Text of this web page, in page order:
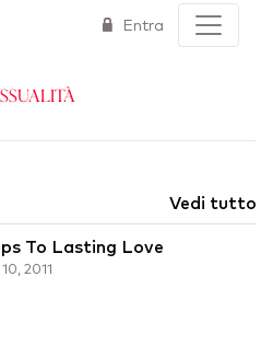
Entra
Vedi tutto
To Lasting Love
2011